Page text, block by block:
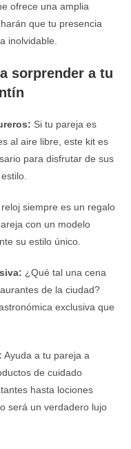
ofrece una amplia
que tu presencia
inolvidable.
sorprender a tu
Si tu pareja es
al aire libre, este kit es
para disfrutar de sus
reloj siempre es un regalo
con un modelo
su estilo único.
¿Qué tal una cena
de la ciudad?
exclusiva que
Ayuda a tu pareja a
de cuidado
hasta lociones
será un verdadero lujo